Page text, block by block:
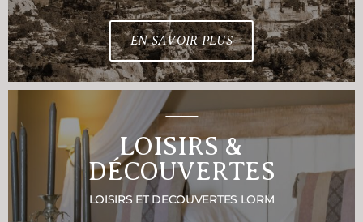
EN SAVOIR PLUS
LOISIRS &
DÉCOUVERTES
LOISIRS ET DECOUVERTES LORM